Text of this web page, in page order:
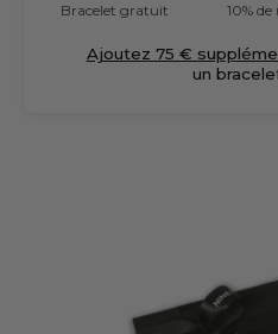
Bracelet gratuit 10% de
Ajoutez 75 €
un